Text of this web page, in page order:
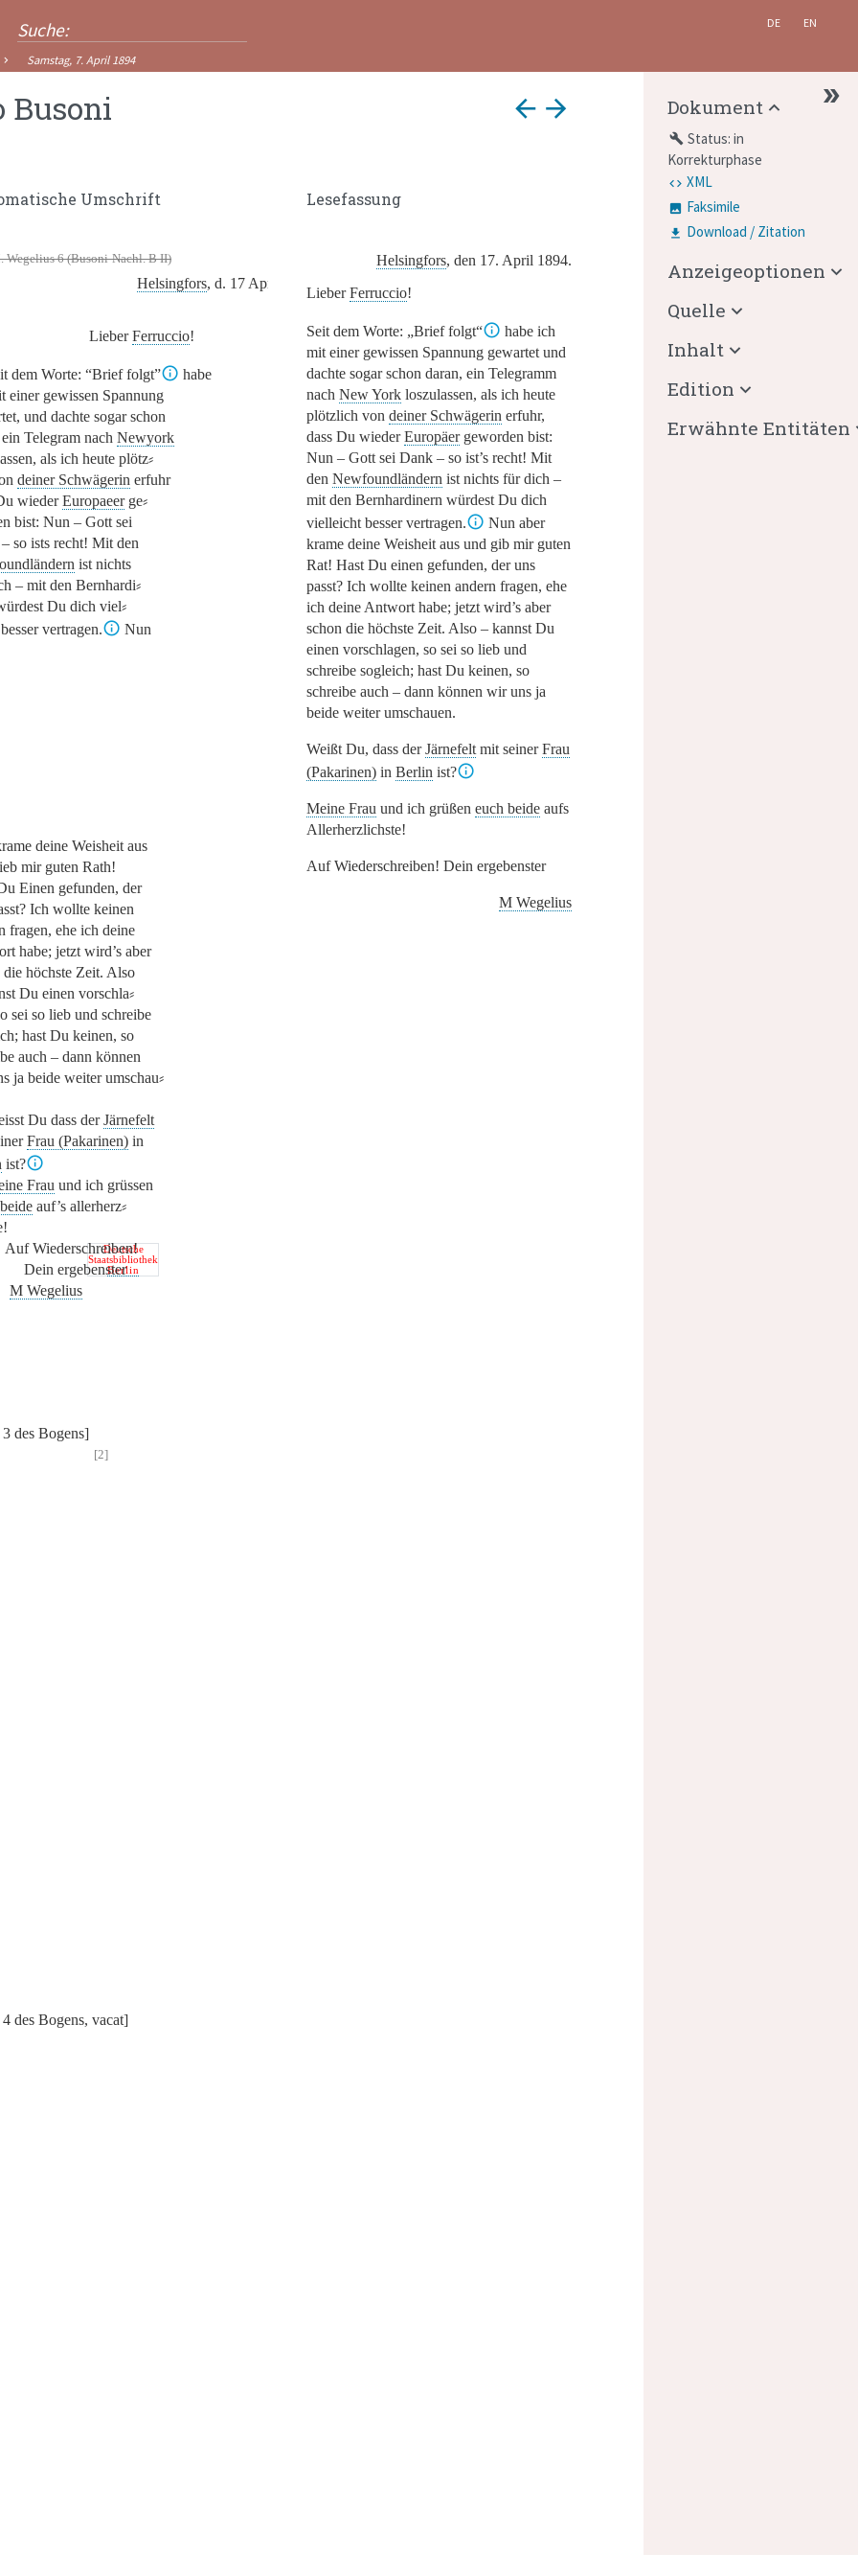
DE EN
Samstag, 7. April 1894
Busoni arrow_back arrow_forward
Umschrift Lesefassung
Wegelius 6 (Busoni-Nachl. B II)
Helsingfors, d. 17 April 1894.
LieberFerruccio!
dem Worte: “Brief folgt”
habe
einer gewissen Spannung
und dachte sogar schon
Telegram nach Newyork
als ich heute plötz⸗
deiner Schwägerin erfuhr
wiederEuropaeerge⸗
bist: Nun – Gott sei
so ists recht! Mit den
ist nichts
– mit den Bernhardi⸗
Du dich viel⸗
vertragen.
Nun
[1]
Helsingfors, den 17. April 1894.
LieberFerruccio!
Seit dem Worte: „Brief folgt“
habe ich
mit einer gewissen Spannung gewartet und
dachte sogar schon daran, ein Telegramm
nach New York loszulassen, als ich heute
plötzlich von deiner Schwägerin erfuhr,
dass Du wiederEuropäergeworden bist:
Nun – Gott sei Dank – so ist’s recht! Mit
den Newfoundländern ist nichts für dich –
mit den Bernhardinern würdest Du dich
vielleicht besser vertragen.
Nun aber
krame deine Weisheit aus und gib mir guten
Rat! Hast Du einen gefunden, der uns
passt? Ich wollte keinen andern fragen, ehe
ich deine Antwort habe; jetzt wird’s aber
schon die höchste Zeit. Also – kannst Du
einen vorschlagen, so sei so lieb und
schreibe sogleich; hast Du keinen, so
schreibe auch – dann können wir uns ja
beide weiter umschauen.
Weißt Du, dass derJärnefelt mit seinerFrau
(Pakarinen) in Berlin ist?
Meine Frau und ich grüßen euch beide aufs
Allerherzlichste!
Auf Wiederschreiben! Dein ergebenster
M Wegelius
deine Weisheit aus
mir guten Rath!
Einen gefunden, der
Ich wollte keinen
fragen, ehe ich deine
habe; jetzt wird’s aber
die höchste Zeit. Also
Du einen vorschla⸗
sei so lieb und schreibe
hast Du keinen, so
auch – dann können
ja beide weiter umschau⸗
Du dass derJärnefelt
Frau (Pakarinen) in
ist?
Frau und ich grüssen
auf’s allerherz⸗
Deutsche
Staatsbibliothek
Berlin
Auf Wiederschreiben!
Dein ergebenster
M Wegelius
3 des Bogens]
[2]
4 des Bogens, vacat]
Dokument
build Status: in
Korrekturphase
XML
Faksimile
Download / Zitation
Anzeigeoptionen
Quelle
Inhalt
Edition
Erwähnte Entitäten